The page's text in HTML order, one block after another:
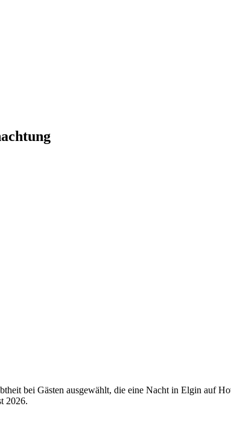
bei Gästen ausgewählt, die eine Nacht in Elgin auf
2026.